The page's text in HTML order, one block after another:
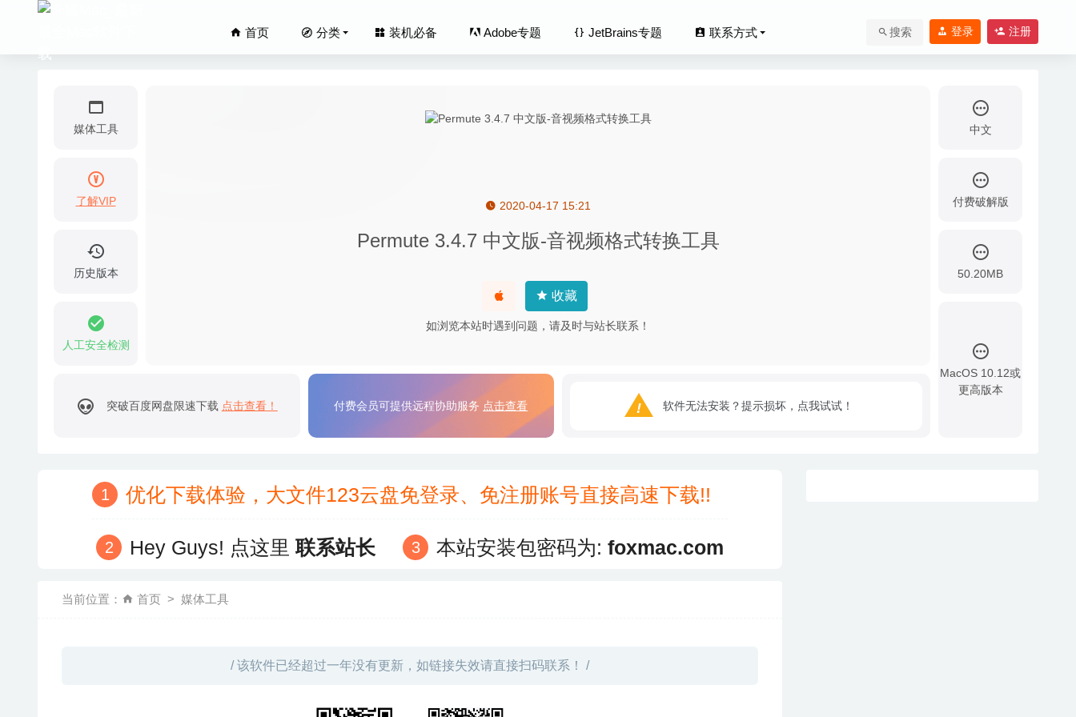
首页 分类 装机必备 Adobe专题 JetBrains专题 联系方式 搜索 登录 注册
媒体工具
了解VIP
历史版本
人工安全检测
2020-04-17 15:21
Permute 3.4.7 中文版-音视频格式转换工具
收藏
如浏览本站时遇到问题，请及时与站长联系！
中文
付费破解版
50.20MB
MacOS 10.12或
更高版本
突破百度网盘限速下载 点击查看！ 付费会员可提供远程协助服务 点击查看 软件无法安装？提示损坏，点我试试！
优化下载体验，大文件123云盘免登录、免注册账号直接高速下载!!
Hey Guys! 点这里联系站长 本站安装包密码为: foxmac.com
当前位置： 首页 媒体工具
/ 该软件已经超过一年没有更新，如链接失效请直接扫码联系！ /
JixiPix Spektrel Art 1.1.20 – 图片锐化处理工具 2024-10-15
Tipard Mac Video Converter Ultimate 10.2.96 – 视频格式转换工具